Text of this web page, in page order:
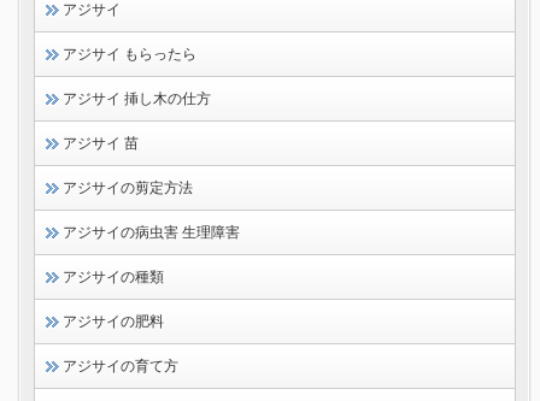
アジサイ
アジサイ もらったら
アジサイ 挿し木の仕方
アジサイ 苗
アジサイの剪定方法
アジサイの病虫害 生理障害
アジサイの種類
アジサイの肥料
アジサイの育て方